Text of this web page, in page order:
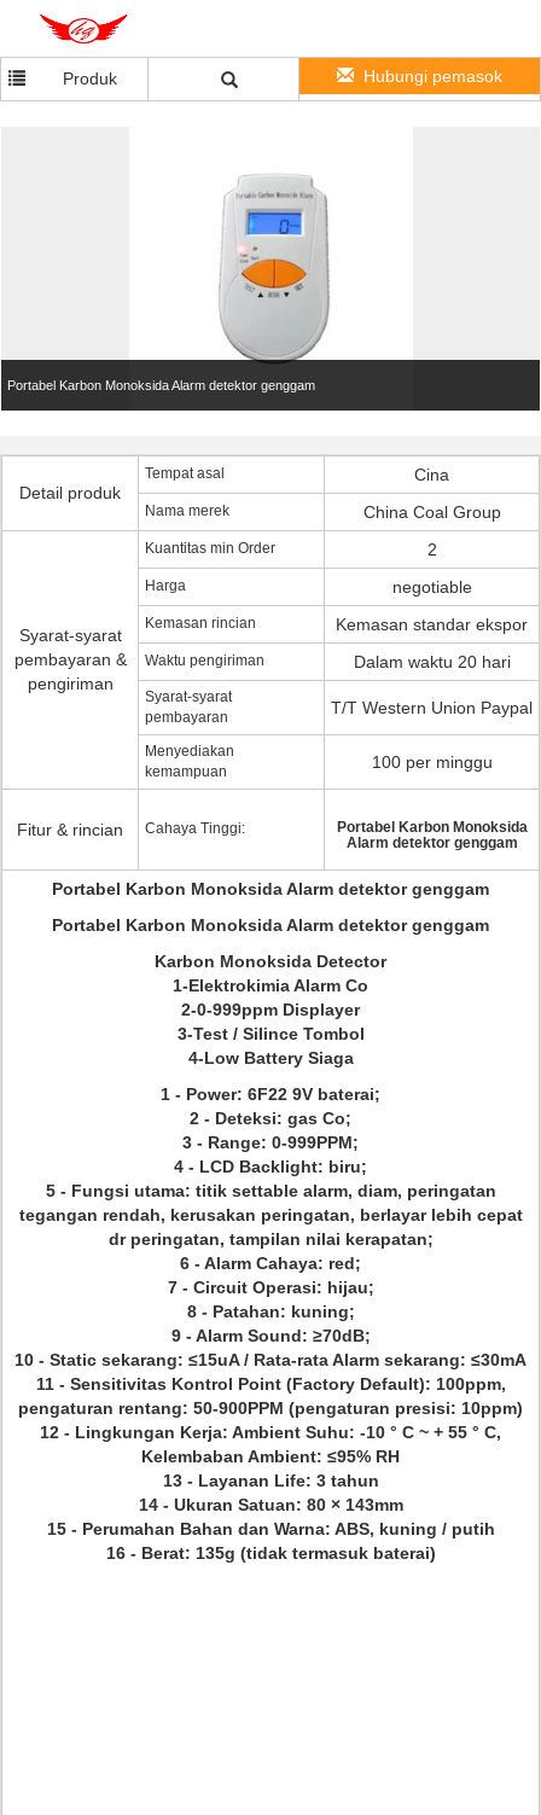
Produk Hubungi pemasok
Portabel Karbon Monoksida Alarm detektor genggam
Detail produk
Tempat asal Cina
Nama merek China Coal Group
Syarat-syarat
pembayaran &
pengiriman
Kuantitas min Order 2
Harga negotiable
Kemasan rincian Kemasan standar ekspor
Waktu pengiriman Dalam waktu 20 hari
Syarat-syarat
pembayaran
T/T Western Union Paypal
Menyediakan
kemampuan
100 per minggu
Fitur & rincian Cahaya Tinggi:
Portabel Karbon Monoksida
Alarm detektor genggam
Portabel Karbon Monoksida Alarm detektor genggam
Portabel Karbon Monoksida Alarm detektor genggam
Karbon Monoksida Detector
1-Elektrokimia Alarm Co
2-0-999ppm Displayer
3-Test / Silince Tombol
4-Low Battery Siaga
1 - Power: 6F22 9V baterai;
2 - Deteksi: gas Co;
3 - Range: 0-999PPM;
4 - LCD Backlight: biru;
5 - Fungsi utama: titik settable alarm, diam, peringatan
tegangan rendah, kerusakan peringatan, berlayar lebih cepat
dr peringatan, tampilan nilai kerapatan;
6 - Alarm Cahaya: red;
7 - Circuit Operasi: hijau;
8 - Patahan: kuning;
9 - Alarm Sound: ≥70dB;
10 - Static sekarang: ≤15uA / Rata-rata Alarm sekarang: ≤30mA
11 - Sensitivitas Kontrol Point (Factory Default): 100ppm,
pengaturan rentang: 50-900PPM (pengaturan presisi: 10ppm)
12 - Lingkungan Kerja: Ambient Suhu: -10 ° C ~ + 55 ° C,
Kelembaban Ambient: ≤95% RH
13 - Layanan Life: 3 tahun
14 - Ukuran Satuan: 80 × 143mm
15 - Perumahan Bahan dan Warna: ABS, kuning / putih
16 - Berat: 135g (tidak termasuk baterai)